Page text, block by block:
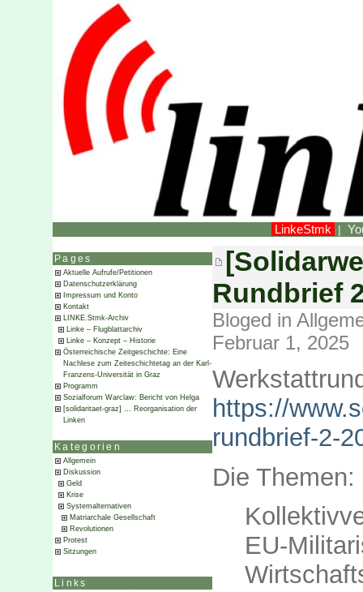
LinkeStmk |
Pages
Aktuelle Aufrufe/Petitionen
Datenschutzerklärung
Impressum und Konto
Kontakt
LINKE.Stmk-Archiv
Linke – Flugblattarchiv
Linke – Konzept – Historie
Österreichische Zeitgeschichte: Eine
Nachlese zum Zeiteschichtetag an der Karl-
Franzens-Universität in Graz
Programm
Sozialforum Warclaw: Bericht von Helga
[solidaritaet-graz] … Reorganisation der
Linken
Kategorien
Allgemein
Diskussion
Geld
Krise
Systemalternativen
Matriarchale Gesellschaft
Revolutionen
Protest
Sitzungen
Links
Rundbrief
Bloged in
Februar 1, 2025
https://
rundbrief-2-
Die Themen:
EU-